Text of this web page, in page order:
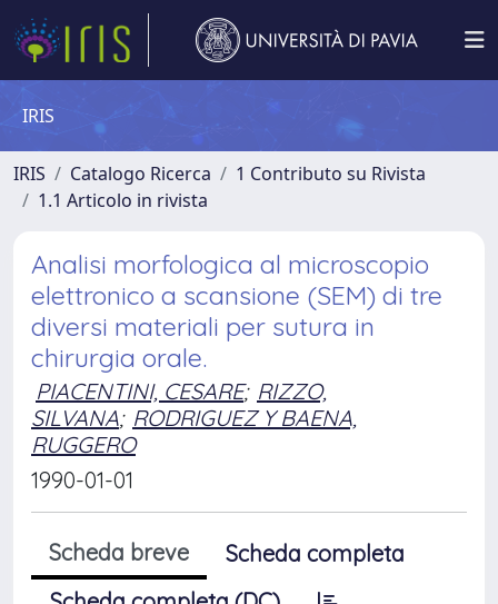
IRIS
IRIS Catalogo Ricerca
1 Contributo su Rivista
1.1 Articolo in rivista
Analisi morfologica al microscopio
elettronico a scansione (SEM) di tre
diversi materiali per sutura in
chirurgia orale.
PIACENTINI, CESARE; RIZZO,
SILVANA; RODRIGUEZ Y BAENA,
RUGGERO
1990-01-01
Scheda breve
Scheda completa